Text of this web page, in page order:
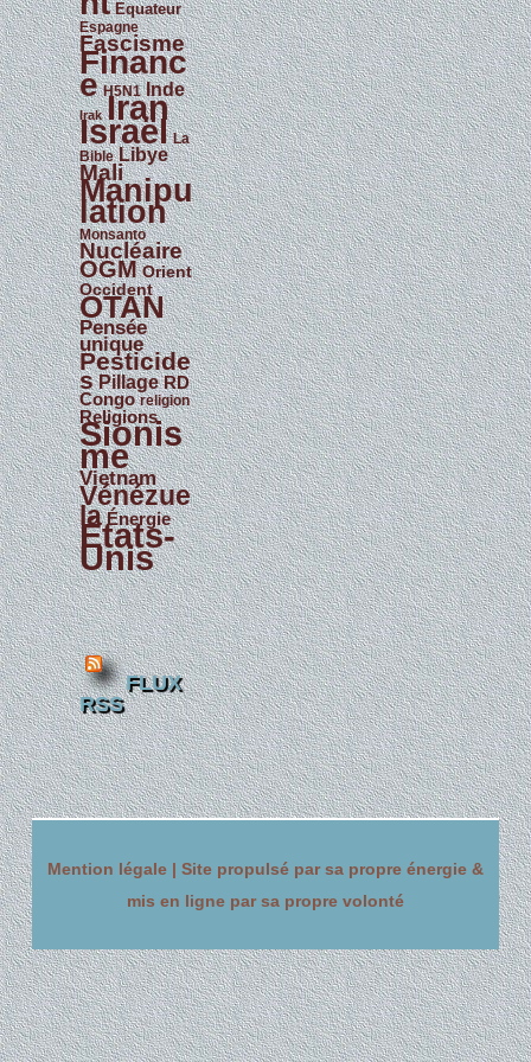
Equateur
Espagne
Fascisme
Financ
e H5N1 Inde
Irak Iran
Israël La
Bible Libye
Mali
Manipu
lation
Monsanto
Nucléaire
OGM Orient
Occident
OTAN
Pensée
unique
Pesticide
s Pillage RD
Congo religion
Religions
Sionis
me
Vietnam
Vénézue
la Énergie
États-
Unis
FLUX
RSS
Mention légale | Site propulsé par sa propre énergie &
mis en ligne par sa propre volonté